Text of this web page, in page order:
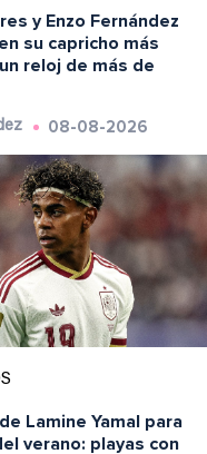
y Enzo Fernández
su capricho más
reloj de más de
08-08-2026
Lamine Yamal para
verano: playas con